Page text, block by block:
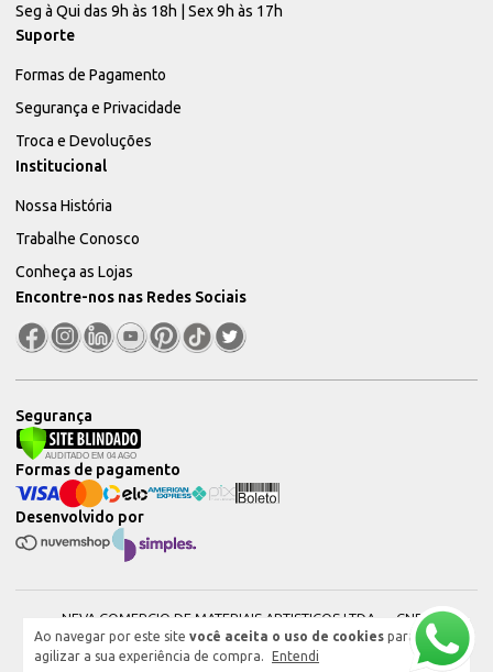
Ao navegar por este site você aceita o uso de cookies para
agilizar a sua experiência de compra.
Entendi
Seg à Qui das 9h às 18h | Sex 9h às 17h
Suporte
Formas de Pagamento
Segurança e Privacidade
Troca e Devoluções
Institucional
Nossa História
Trabalhe Conosco
Conheça as Lojas
Encontre-nos nas Redes Sociais
Segurança
Desenvolvido por
Formas de pagamento
NEVA COMERCIO DE MATERIAIS ARTISTICOS LTDA — CNPJ:
51604544000101 © 2026. Todos os direitos reservados.